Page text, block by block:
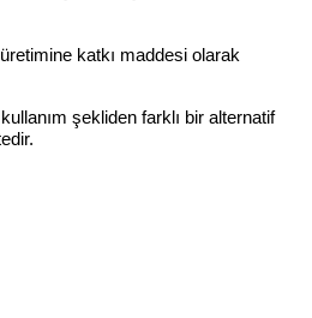
katkı maddesi olarak
şekliden farklı bir alternatif